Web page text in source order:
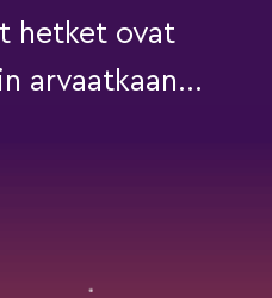
hetket ovat
arvaatkaan...